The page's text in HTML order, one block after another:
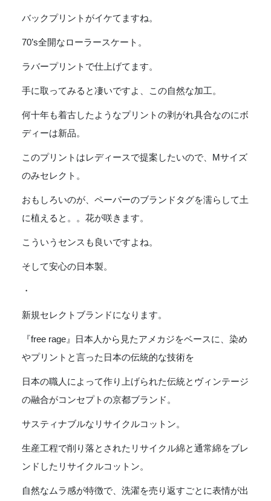
Tee
WHITE
バックプリントがイケてますね。
70’s全開なローラースケート。
ラバープリントで仕上げてます。
手に取ってみると凄いですよ、この自然な加工。
何十年も着古したようなプリントの剥がれ具合なのにボ
ディーは新品。
このプリントはレディースで提案したいので、Mサイズ
のみセレクト。
おもしろいのが、ペーパーのブランドタグを濡らして土
に植えると。。花が咲きます。
こういうセンスも良いですよね。
そして安心の日本製。
・
新規セレクトブランドになります。
『free rage』日本人から見たアメカジをベースに、染め
やプリントと言った日本の伝統的な技術を
日本の職人によって作り上げられた伝統とヴィンテージ
の融合がコンセプトの京都ブランド。
サスティナブルなリサイクルコットン。
生産工程で削り落とされたリサイクル綿と通常綿をブレ
ンドしたリサイクルコットン。
自然なムラ感が特徴で、洗濯を売り返すごとに表情が出